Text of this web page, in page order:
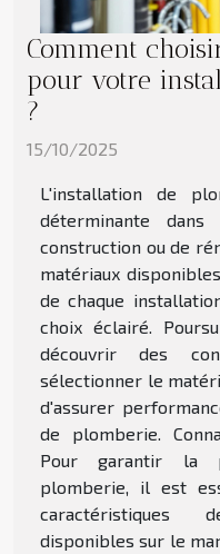
Comment
pour votre
?
15/10/2025
L'installation de
déterminante
construction ou de
matériaux
de chaque
choix éclairé.
découvrir des
sélectionner le
d'assurer
de plomberie.
Pour garantir la
plomberie, il est
caractéristiques
disponibles sur le